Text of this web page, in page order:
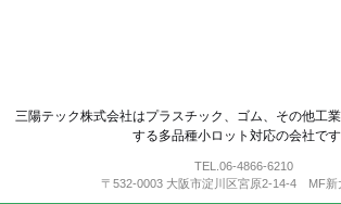
三陽テック株式会社はプラスチック、ゴム、その他工
する多品種小ロット対応の会社です
TEL. 06-4866-6210
〒532-0003 大阪市淀川区宮原2-14-4 MF新